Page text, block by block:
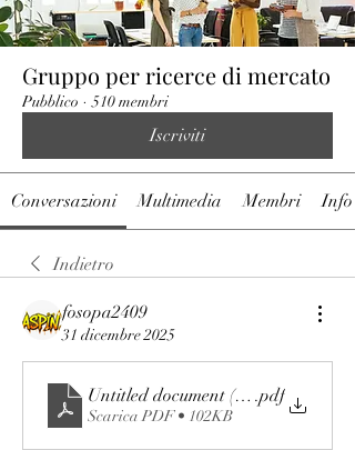
Gruppo per ricerce di mercato
Pubblico · 510 membri
Iscriviti
Conversazioni Multimedia Membri Info
Indietro
fosopa2409
31 dicembre 2025
Untitled document (19).pdf
Scarica PDF • 102KB